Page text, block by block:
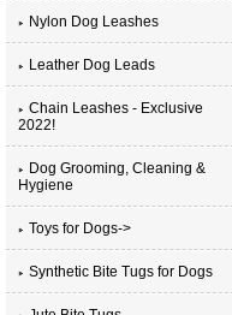
Nylon Dog Leashes
Leather Dog Leads
Chain Leashes - Exclusive
2022!
Dog Grooming, Cleaning &
Hygiene
Toys for Dogs->
Synthetic Bite Tugs for Dogs